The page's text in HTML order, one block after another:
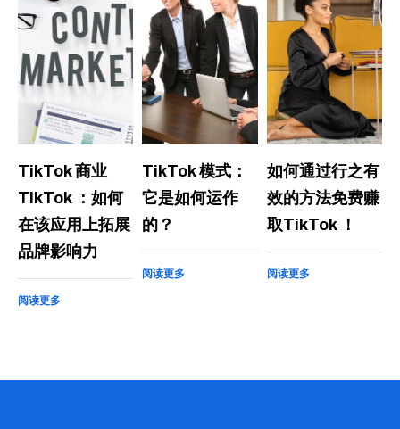
TikTok 商业
TikTok ：如何
在该应用上拓展
品牌影响力
阅读更多
TikTok 模式：
它是如何运作
的？
阅读更多
如何通过行之有
效的方法免费赚
取TikTok ！
阅读更多